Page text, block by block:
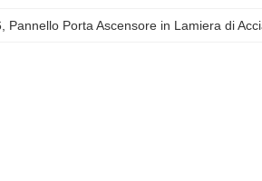
Pannello Porta Ascensore in Lamiera di